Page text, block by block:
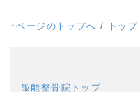
↑ページのトップへ / トップ
飯能整骨院トップ